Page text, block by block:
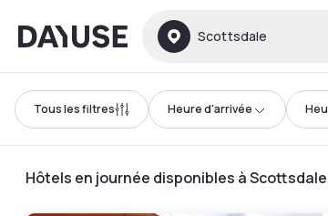
Dayuse Scottsdale
Tous les filtres Heure d'arrivée
Hôtels en journée disponibles à Scottsdale